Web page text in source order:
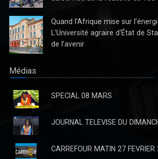
Quand l’Afrique mise sur
L'Université agraire d'État de
de l’avenir
Médias
SPECIAL 08 MARS
JOURNAL TELEVISE DU
CARREFOUR MATIN 27 FEVRIER